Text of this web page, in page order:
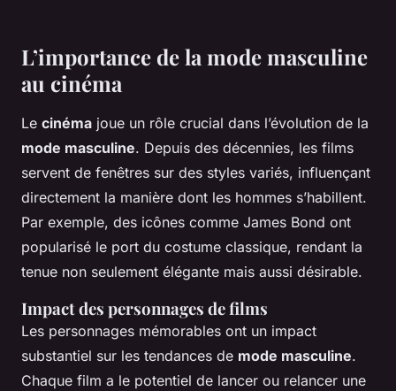
L’importance de la mode masculine
au cinéma
Le cinéma joue un rôle crucial dans l’évolution de la
mode masculine. Depuis des décennies, les films
servent de fenêtres sur des styles variés, influençant
directement la manière dont les hommes s’habillent.
Par exemple, des icônes comme James Bond ont
popularisé le port du costume classique, rendant la
tenue non seulement élégante mais aussi désirable.
Impact des personnages de films
Les personnages mémorables ont un impact
substantiel sur les tendances de mode masculine.
Chaque film a le potentiel de lancer ou relancer une